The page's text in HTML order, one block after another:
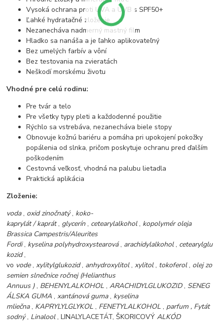
Vysoká ochrana proti UVA a UVB s SPF50+
Ľahké hydratačné zloženie
Nezanecháva nadmerný mastný film
Hladko sa nanáša a je ľahko aplikovateľný
Bez umelých farbív a vôní
Bez testovania na zvieratách
Neškodí morskému životu
Vhodné pre celú rodinu:
Pre tvár a telo
Pre všetky typy pleti a každodenné použitie
Rýchlo sa vstrebáva, nezanecháva biele stopy
Obnovuje kožnú bariéru a pomáha pri upokojení pokožky
popálenia od slnka, pričom poskytuje ochranu pred ďalším
poškodením
Cestovná veľkosť, vhodná na palubu lietadla
Praktická aplikácia
Zloženie:
voda, oxid zinočnatý, koko-
kaprylát/kaprát, glycerín , cetearylalkohol, kopolymér oleja
Brassica Campestris/Aleurites
Fordi, kyselinapolyhydroxystearová, arachidylalkohol, cetearylglu
kozid,
vo vode, xylitylglukozid, anhydroxylitol, xylitol, tokoferol, olejzo
semien slnečnice ročnej (Helianthus
Annuus ), BEHENYLALKOHOL ,ARACHIDYLGLUKOZID, SENEG
ÁLSKA GUMA ,xantánová guma, kyselina
mliečna, KAPRYLYLGLYKOL , FENETYLALKOHOL , parfum , Fytát
sodný, Linalool, LINALYLACETÁT, ŠKORICOVÝALKÓD